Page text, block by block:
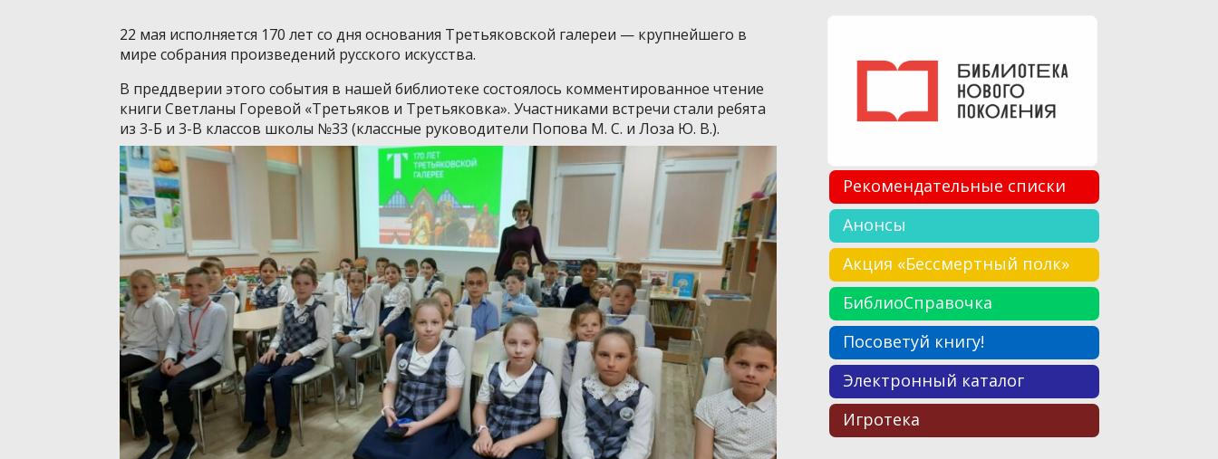
22 мая исполняется 170 лет со дня основания Третьяковской галереи — крупнейшего в
мире собрания произведений русского искусства.
В преддверии этого события в нашей библиотеке состоялось комментированное чтение
книги Светланы Горевой «Третьяков и Третьяковка». Участниками встречи стали ребята
из 3-Б и 3-В классов школы №33 (классные руководители Попова М. С. и Лоза Ю. В.).
Рекомендательные списки
Анонсы
Акция «Бессмертный полк»
БиблиоСправочка
Посоветуй книгу!
Электронный каталог
Игротека